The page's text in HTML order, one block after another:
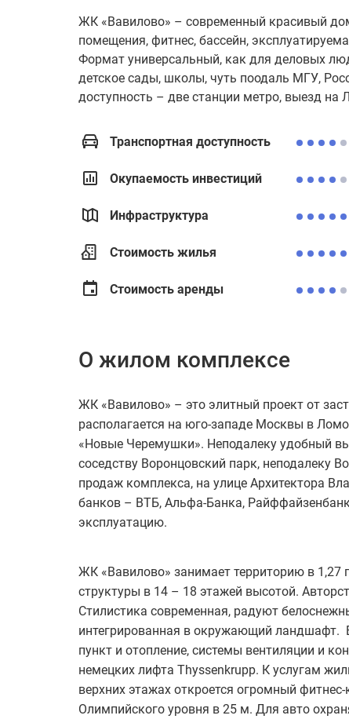
ЖК «Вавилово» – современный красивый
помещения, фитнес, бассейн,
Формат универсальный, как для деловых
детское сады, школы, чуть поодаль МГУ,
доступность – две станции метро, выезд на
Транспортная доступность
Окупаемость инвестиций
Инфраструктура
Стоимость жилья
Стоимость аренды
О жилом комплексе
ЖК «Вавилово» – это элитный проект от
располагается на юго-западе Москвы в
«Новые Черемушки». Неподалеку удобный
соседству Воронцовский парк, неподалеку
продаж комплекса, на улице Архитектора
банков – ВТБ, Альфа-Банка,
эксплуатацию.
ЖК «Вавилово» занимает территорию в 1,27
структуры в 14 – 18 этажей высотой.
Стилистика современная, радуют
интегрированная в окружающий ландшафт.
пункт и отопление, системы вентиляции и
немецких лифта Thyssenkrupp. К услугам
верхних этажах откроется огромный
Олимпийского уровня в 25 м. Для авто